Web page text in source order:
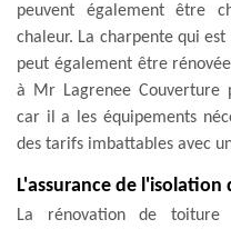
peuvent également être
chaleur. La charpente qui
peut également être
à Mr Lagrenee Couverture
car il a les équipements
des tarifs imbattables avec
L'assurance de
La rénovation de toiture